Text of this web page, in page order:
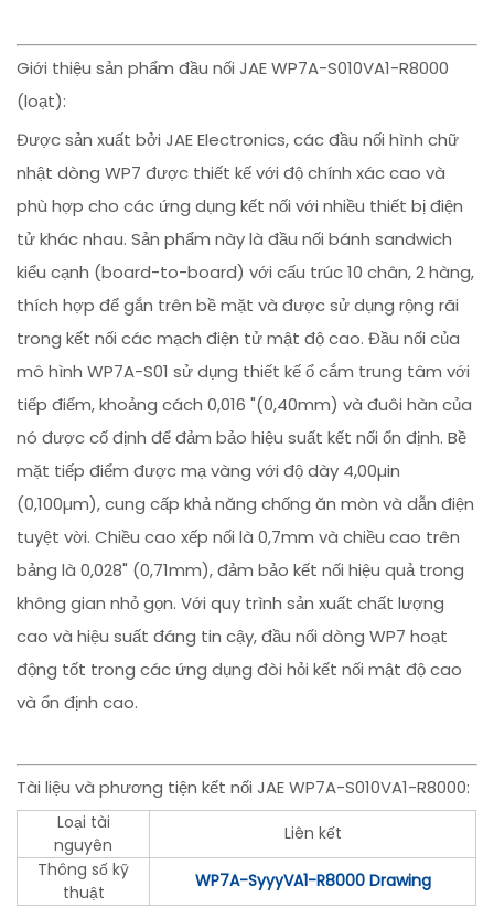
Giới thiệu sản phẩm đầu nối JAE WP7A-S010VA1-R8000
(loạt):
Được sản xuất bởi JAE Electronics, các đầu nối hình chữ
nhật dòng WP7 được thiết kế với độ chính xác cao và
phù hợp cho các ứng dụng kết nối với nhiều thiết bị điện
tử khác nhau. Sản phẩm này là đầu nối bánh sandwich
kiểu cạnh (board-to-board) với cấu trúc 10 chân, 2 hàng,
thích hợp để gắn trên bề mặt và được sử dụng rộng rãi
trong kết nối các mạch điện tử mật độ cao. Đầu nối của
mô hình WP7A-S01 sử dụng thiết kế ổ cắm trung tâm với
tiếp điểm, khoảng cách 0,016 "(0,40mm) và đuôi hàn của
nó được cố định để đảm bảo hiệu suất kết nối ổn định. Bề
mặt tiếp điểm được mạ vàng với độ dày 4,00µin
(0,100µm), cung cấp khả năng chống ăn mòn và dẫn điện
tuyệt vời. Chiều cao xếp nối là 0,7mm và chiều cao trên
bảng là 0,028" (0,71mm), đảm bảo kết nối hiệu quả trong
không gian nhỏ gọn. Với quy trình sản xuất chất lượng
cao và hiệu suất đáng tin cậy, đầu nối dòng WP7 hoạt
động tốt trong các ứng dụng đòi hỏi kết nối mật độ cao
và ổn định cao.
Tài liệu và phương tiện kết nối JAE WP7A-S010VA1-R8000:
Loại tài
nguyên
Liên kết
Thông số kỹ
thuật
WP7A-SyyyVA1-R8000 Drawing